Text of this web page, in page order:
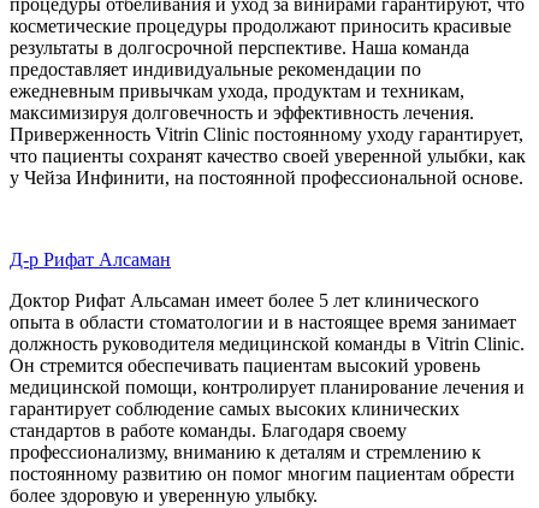
процедуры отбеливания и уход за винирами гарантируют, что
косметические процедуры продолжают приносить красивые
результаты в долгосрочной перспективе. Наша команда
предоставляет индивидуальные рекомендации по
ежедневным привычкам ухода, продуктам и техникам,
максимизируя долговечность и эффективность лечения.
Приверженность Vitrin Clinic постоянному уходу гарантирует,
что пациенты сохранят качество своей уверенной улыбки, как
у Чейза Инфинити, на постоянной профессиональной основе.
Д-р Рифат Алсаман
Доктор Рифат Альсаман имеет более 5 лет клинического
опыта в области стоматологии и в настоящее время занимает
должность руководителя медицинской команды в Vitrin Clinic.
Он стремится обеспечивать пациентам высокий уровень
медицинской помощи, контролирует планирование лечения и
гарантирует соблюдение самых высоких клинических
стандартов в работе команды. Благодаря своему
профессионализму, вниманию к деталям и стремлению к
постоянному развитию он помог многим пациентам обрести
более здоровую и уверенную улыбку.